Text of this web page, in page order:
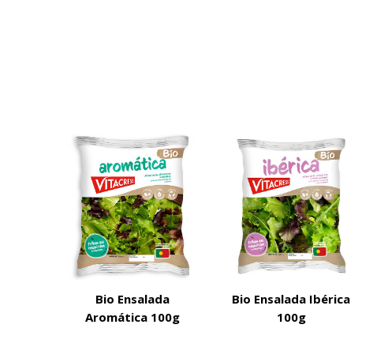
Bio Ensalada
Aromática 100g
Bio Ensalada Ibérica
100g